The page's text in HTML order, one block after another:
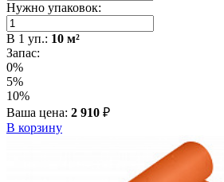
Нужно упаковок:
В 1 уп.: 10 м²
Запас:
0%
5%
10%
Ваша цена: 2 910 ₽
В корзину